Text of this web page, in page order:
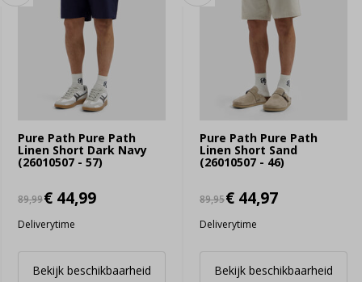
Pure Path Pure Path
Linen Short Dark Navy
(26010507 - 57)
89,99€ 44,99
Deliverytime
Bekijk beschikbaarheid
Pure Path Pure Path
Linen Short Sand
(26010507 - 46)
89,95€ 44,97
Deliverytime
Bekijk beschikbaarheid